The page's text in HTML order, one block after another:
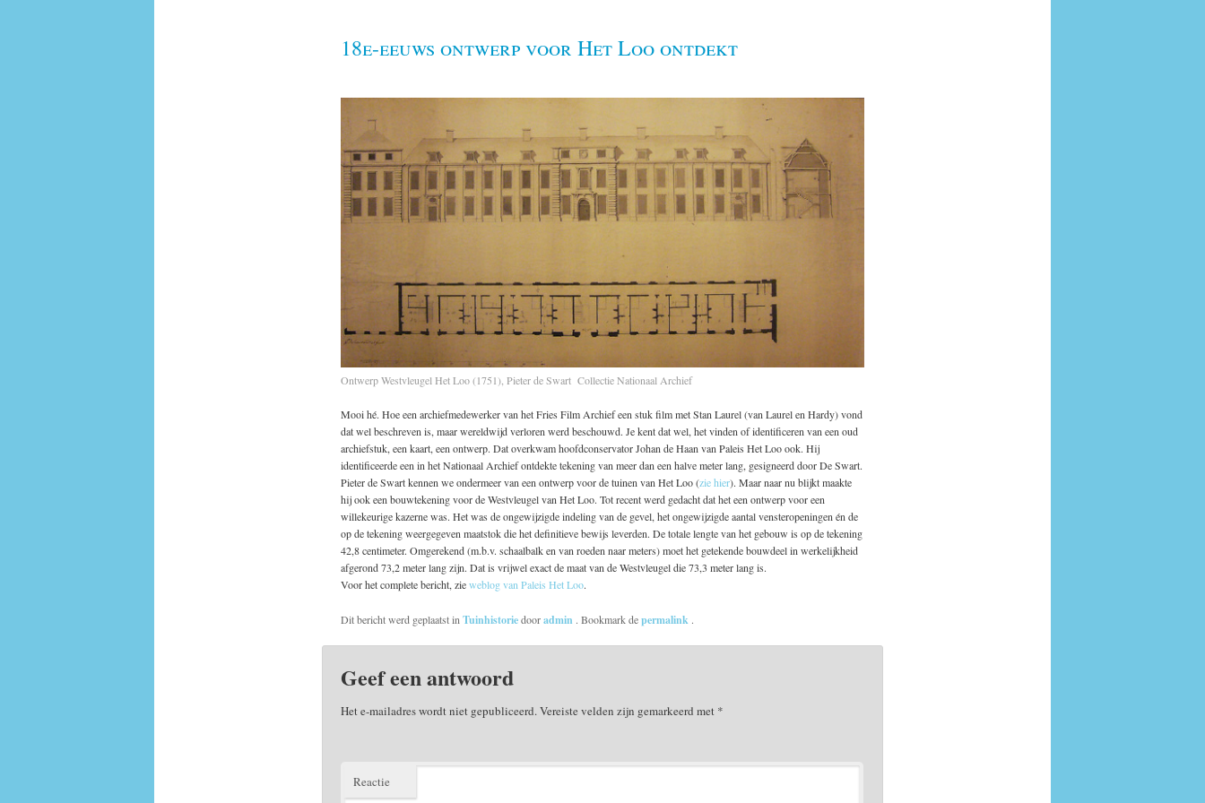
18e-eeuws ontwerp voor Het Loo ontdekt
Ontwerp Westvleugel Het Loo (1751), Pieter de Swart Collectie Nationaal Archief
Mooi hé. Hoe een archiefmedewerker van het Fries Film Archief een stuk film met Stan Laurel (van Laurel en Hardy) vond
dat wel beschreven is, maar wereldwijd verloren werd beschouwd. Je kent dat wel, het vinden of identificeren van een oud
archiefstuk, een kaart, een ontwerp. Dat overkwam hoofdconservator Johan de Haan van Paleis Het Loo ook. Hij
identificeerde een in het Nationaal Archief ontdekte tekening van meer dan een halve meter lang, gesigneerd door De Swart.
Pieter de Swart kennen we ondermeer van een ontwerp voor de tuinen van Het Loo (zie hier). Maar naar nu blijkt maakte
hij ook een bouwtekening voor de Westvleugel van Het Loo. Tot recent werd gedacht dat het een ontwerp voor een
willekeurige kazerne was. Het was de ongewijzigde indeling van de gevel, het ongewijzigde aantal vensteropeningen én de
op de tekening weergegeven maatstok die het definitieve bewijs leverden. De totale lengte van het gebouw is op de tekening
42,8 centimeter. Omgerekend (m.b.v. schaalbalk en van roeden naar meters) moet het getekende bouwdeel in werkelijkheid
afgerond 73,2 meter lang zijn. Dat is vrijwel exact de maat van de Westvleugel die 73,3 meter lang is.
Voor het complete bericht, zieweblog van Paleis Het Loo.
Dit bericht werd geplaatst in Tuinhistoriedooradmin . Bookmark depermalink .
Geef een antwoord
Het e-mailadres wordt niet gepubliceerd.Vereiste velden zijn gemarkeerd met *
Reactie